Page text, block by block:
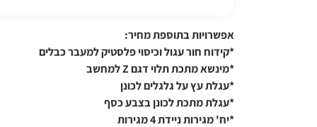
אפשרויות בתוספת מחיר:
*קידוח חור עגול וכיסוי פלסטיק למעבר כבלים
*מינשא מתכת תלוי דגם Z למחשב
*עגלת עץ על גלגלים לכונן
*עגלת מתכת לכונן בצבע כסף
*יח' מגירות ניידת 4 מגירות